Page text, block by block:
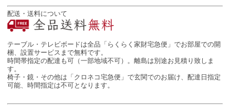
配送・送料について
テーブル・テレビボードは全品「らくらく家財宅急便」でお部屋での開
梱、設置サービスまで無料です。
時間帯指定の配達も可（一部地域不可）。離島は別途お見積り致しま
す。
椅子・鏡・その他は「クロネコ宅急便」で玄関でのお届け、配達日指定
可能、時間指定は不可となります。